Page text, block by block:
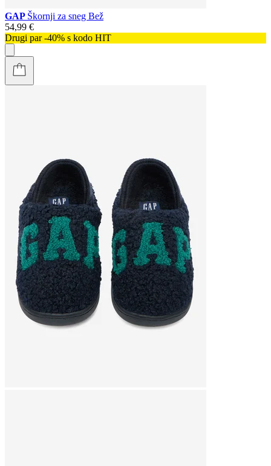
GAP Škornji za sneg Bež
54,99 €
Drugi par -40% s kodo HIT